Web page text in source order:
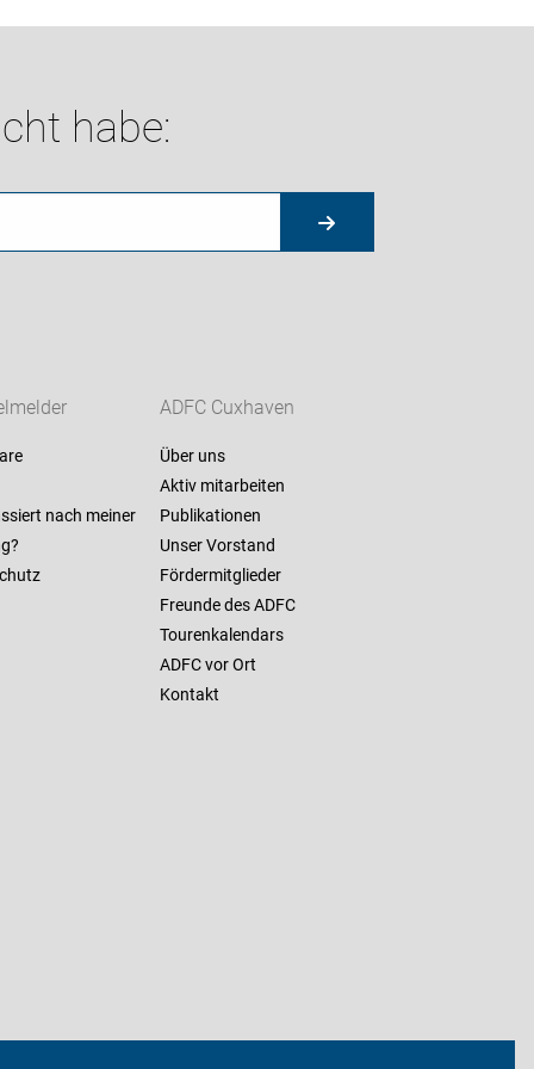
habe:
nach meiner
ADFC Cuxhaven
Über uns
Aktiv mitarbeiten
Publikationen
Unser Vorstand
Fördermitglieder
Freunde des ADFC
Tourenkalendars
ADFC vor Ort
Kontakt